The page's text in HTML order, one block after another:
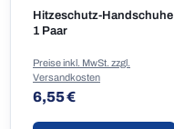
Hitzeschutz-Handschuhe
1 Paar
Regulärer Preis:
6,55 €
Preise inkl. MwSt. zzgl.
Versandkosten